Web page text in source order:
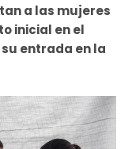
a las mujeres
inicial en el
entrada en la